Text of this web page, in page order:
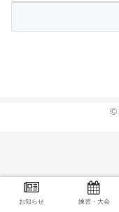
©
お知らせ 練習・大会